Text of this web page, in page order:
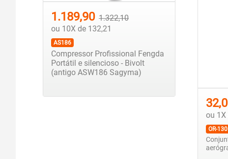
1.189,90 1.322,10
ou 10X de 132,21
AS186
Compressor Profissional Fengda
Portátil e silencioso - Bivolt
(antigo ASW186 Sagyma)
ou 1X
OR-130